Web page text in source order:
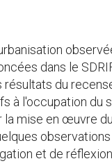
dans le
du
à l'occupation du
mise en œuvre
et de